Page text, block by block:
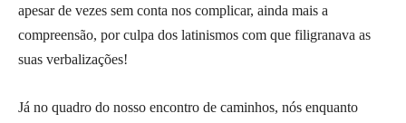
apesar de vezes sem conta nos complicar, ainda mais a
compreensão, por culpa dos latinismos com que filigranava as
suas verbalizações!
Já no quadro do nosso encontro de caminhos, nós enquanto